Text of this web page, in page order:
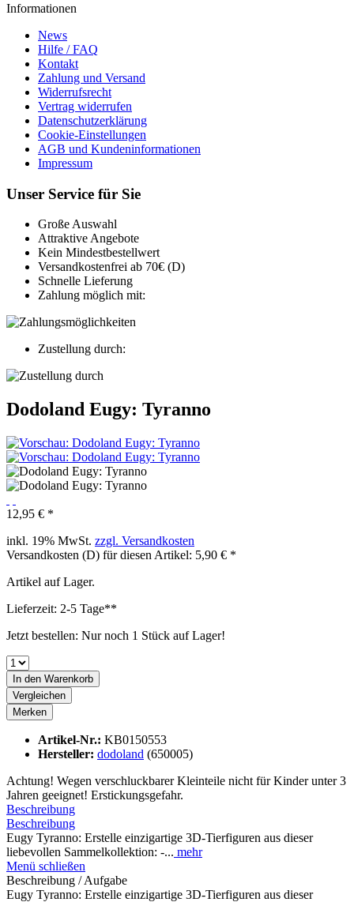
Informationen
News
Hilfe / FAQ
Kontakt
Zahlung und Versand
Widerrufsrecht
Vertrag widerrufen
Datenschutzerklärung
Cookie-Einstellungen
AGB und Kundeninformationen
Impressum
Unser Service für Sie
Große Auswahl
Attraktive Angebote
Kein Mindestbestellwert
Versandkostenfrei ab 70€ (D)
Schnelle Lieferung
Zahlung möglich mit:
Zustellung durch:
Dodoland Eugy: Tyranno
12,95 € *
inkl. 19% MwSt. zzgl. Versandkosten
Versandkosten (D) für diesen Artikel: 5,90 € *
Artikel auf Lager.
Lieferzeit: 2-5 Tage**
Jetzt bestellen: Nur noch 1 Stück auf Lager!
In den Warenkorb
Vergleichen
Merken
Artikel-Nr.: KB0150553
Hersteller: dodoland (650005)
Achtung! Wegen verschluckbarer Kleinteile nicht für Kinder unter 3
Jahren geeignet! Erstickungsgefahr.
Beschreibung
Beschreibung
Eugy Tyranno: Erstelle einzigartige 3D-Tierfiguren aus dieser
liebevollen Sammelkollektion: -... mehr
Menü schließen
Beschreibung / Aufgabe
Eugy Tyranno: Erstelle einzigartige 3D-Tierfiguren aus dieser